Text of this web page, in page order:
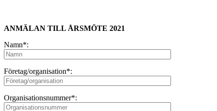
ANMÄLAN TILL ÅRSMÖTE 2021
Namn*:
Företag/organisation*:
Organisationsnummer*: